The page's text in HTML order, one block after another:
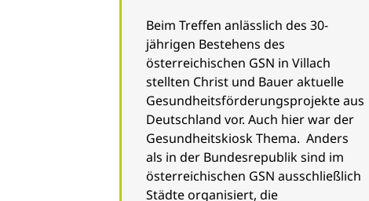
Beim Treffen anlässlich des 30-
jährigen Bestehens des
österreichischen GSN in Villach
stellten Christ und Bauer aktuelle
Gesundheitsförderungsprojekte aus
Deutschland vor. Auch hier war der
Gesundheitskiosk Thema. Anders
als in der Bundesrepublik sind im
österreichischen GSN ausschließlich
Städte organisiert, die